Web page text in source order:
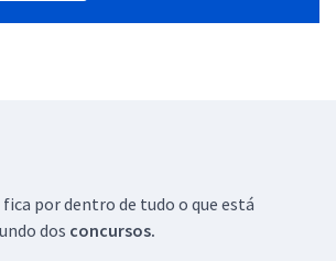
fica por dentro de tudo o que está
dos concursos.